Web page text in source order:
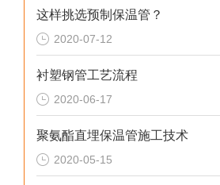
这样挑选预制保温管？
2020-07-12
衬塑钢管工艺流程
2020-06-17
聚氨酯直埋保温管施工技术
2020-05-15